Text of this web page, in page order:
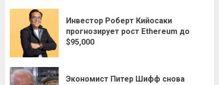
Инвестор Роберт Кийосаки
прогнозирует рост Ethereum до
$95,000
Экономист Питер Шифф снова